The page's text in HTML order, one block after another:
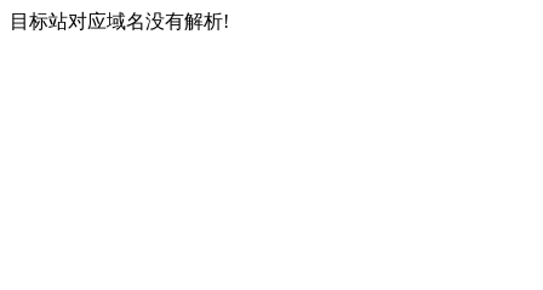
目标站对应域名没有解析!